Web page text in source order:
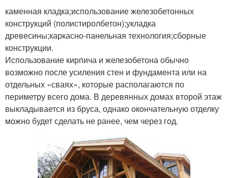
каменная кладка;использование железобетонных
конструкций (полистиролбетон);укладка
древесины;каркасно-панельная технология;сборные
конструкции.
Использование кирпича и железобетона обычно
возможно после усиления стен и фундамента или на
отдельных «сваях», которые располагаются по
периметру всего дома. В деревянных домах второй этаж
выкладывается из бруса, однако окончательную отделку
можно будет сделать не ранее, чем через год.